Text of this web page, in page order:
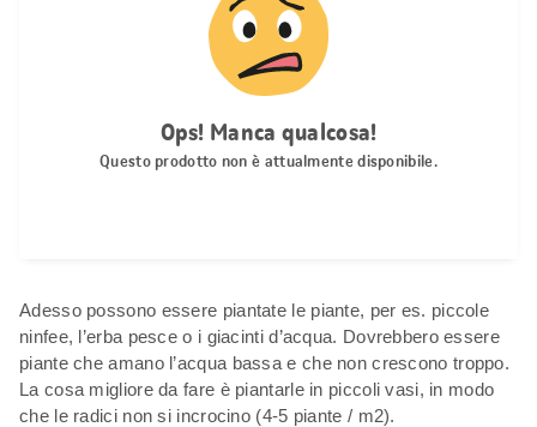
Adesso possono essere piantate le piante, per es. piccole
ninfee, l’erba pesce o i giacinti d’acqua. Dovrebbero essere
piante che amano l’acqua bassa e che non crescono troppo.
La cosa migliore da fare è piantarle in piccoli vasi, in modo
che le radici non si incrocino (4-5 piante / m2).